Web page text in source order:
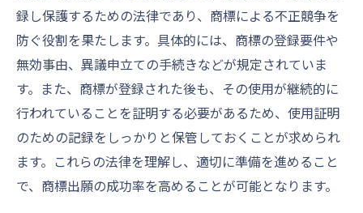
録し保護するための法律であり、商標による不正競争を
防ぐ役割を果たします。具体的には、商標の登録要件や
無効事由、異議申立ての手続きなどが規定されていま
す。また、商標が登録された後も、その使用が継続的に
行われていることを証明する必要があるため、使用証明
のための記録をしっかりと保管しておくことが求められ
ます。これらの法律を理解し、適切に準備を進めること
で、商標出願の成功率を高めることが可能となります。